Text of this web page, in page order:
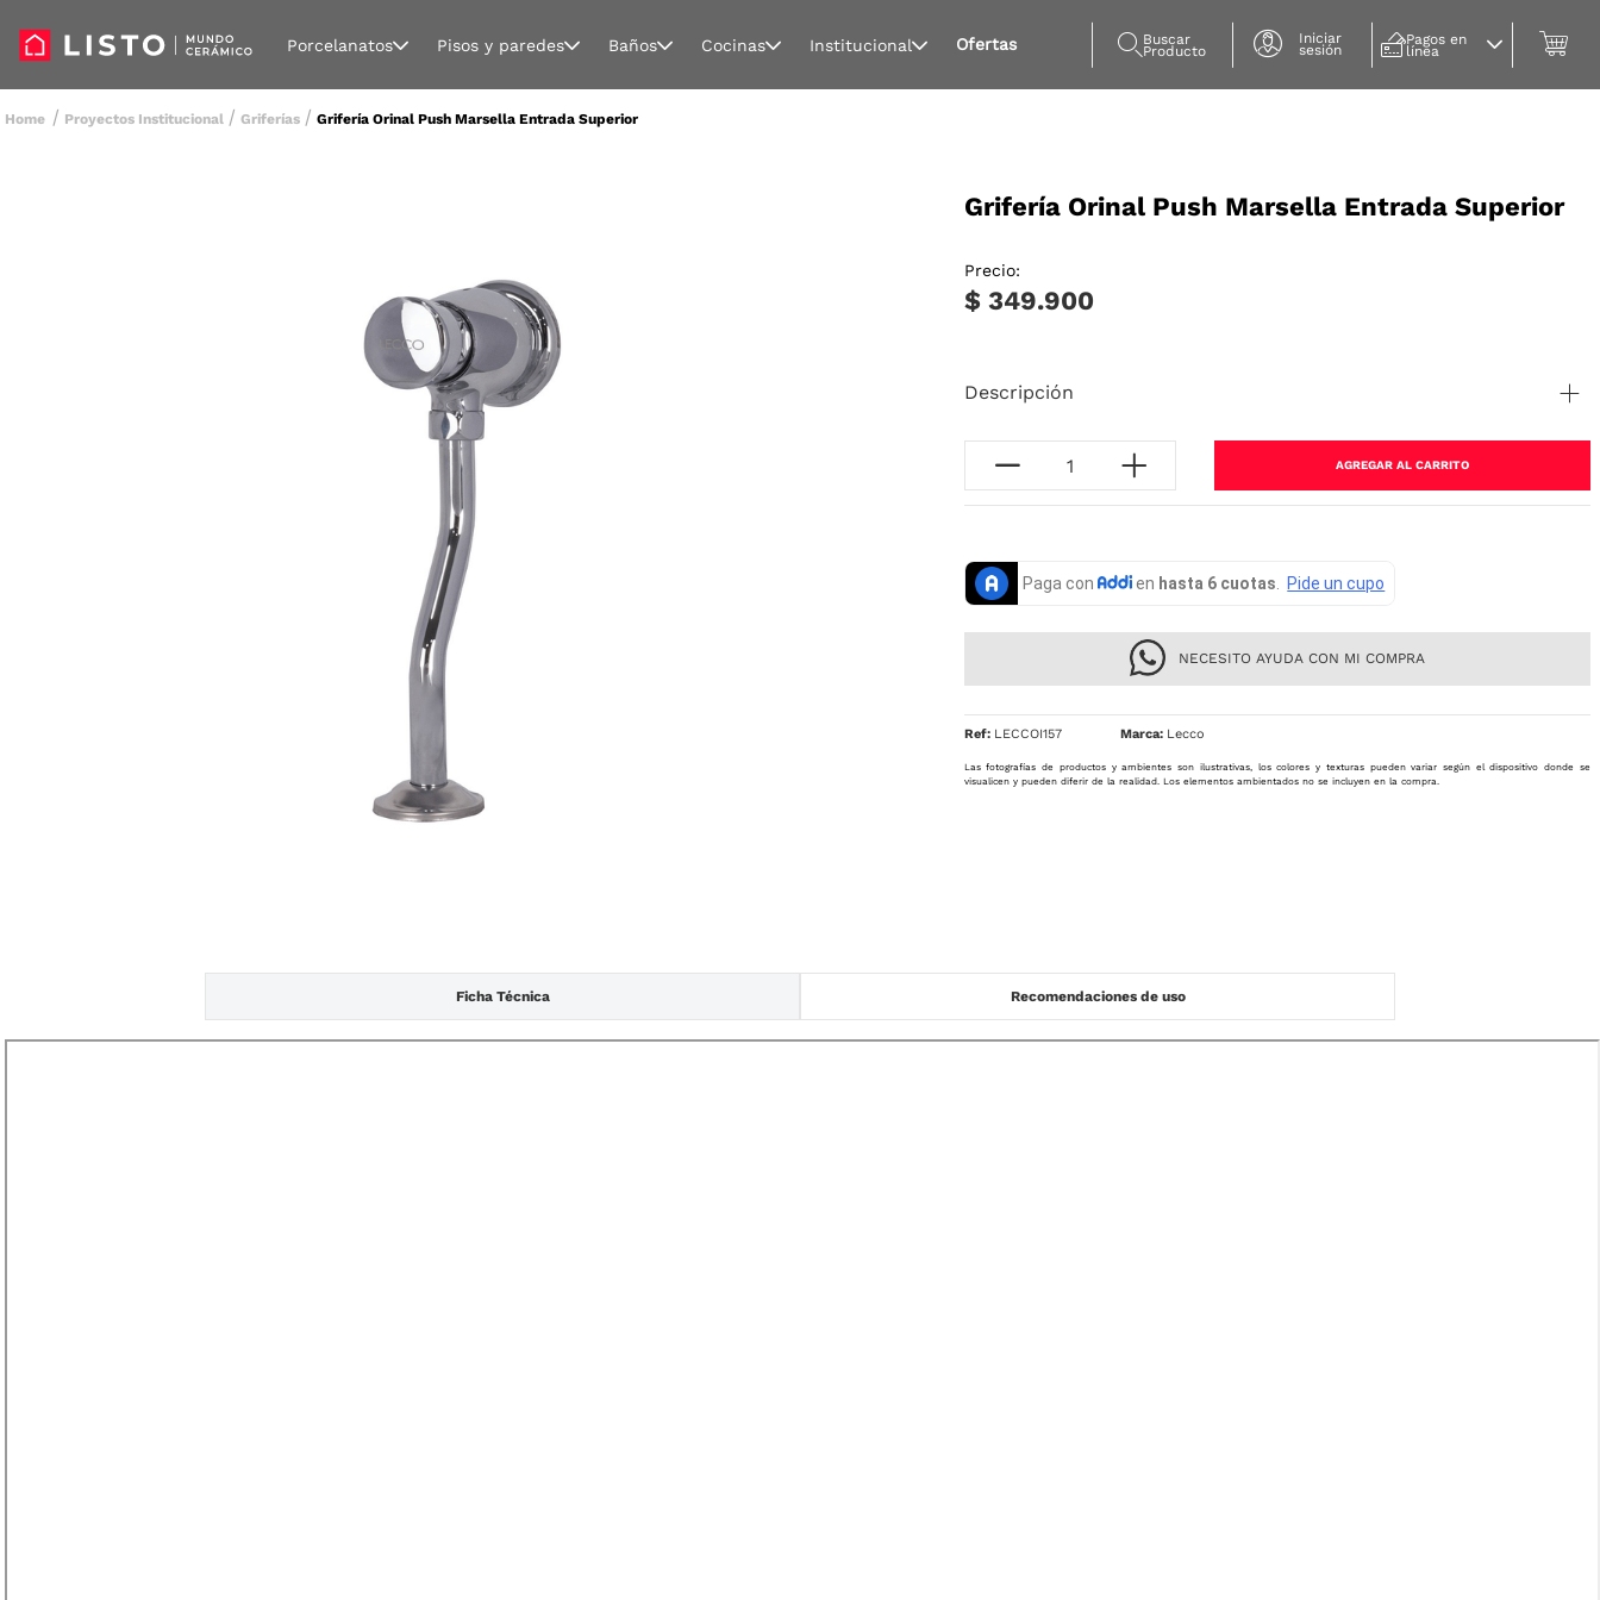
Porcelanatos Pisos y paredes Baños Cocinas Institucional Ofertas Buscar
Producto
Iniciar
sesión
Pagos en
línea
Proyectos Institucional Griferías Grifería Orinal Push Marsella Entrada Superior
Grifería Orinal Push Marsella Entrada Superior
Precio:
$ 349.900
Descripción
AGREGAR AL CARRITO
NECESITO AYUDA CON MI COMPRA
Ref: LECCOI157 Lecco
Las fotografías de productos y ambientes son ilustrativas, los colores y texturas pueden variar según el dispositivo donde se
visualicen y pueden diferir de la realidad. Los elementos ambientados no se incluyen en la compra.
Ficha Técnica Recomendaciones de uso